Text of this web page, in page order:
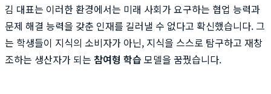
김 대표는 이러한 환경에서는 미래 사회가 요구하는 협업 능력과
문제 해결 능력을 갖춘 인재를 길러낼 수 없다고 확신했습니다. 그
는 학생들이 지식의 소비자가 아닌, 지식을 스스로 탐구하고 재창
조하는 생산자가 되는 참여형 학습 모델을 꿈꿨습니다.